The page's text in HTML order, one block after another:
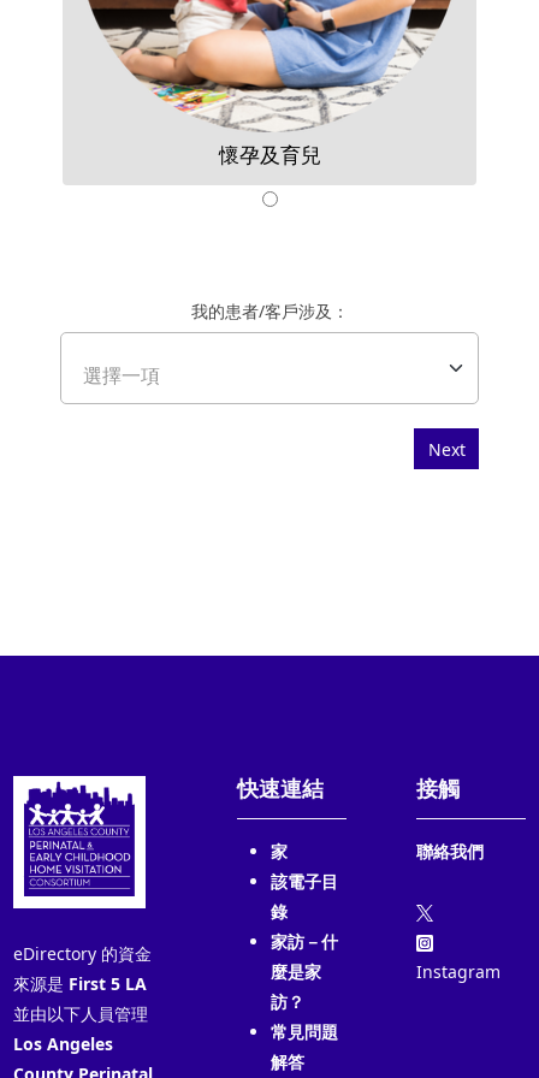
懷孕及育兒
我的患者/客戶涉及：
eDirectory 的資金
來源是 First 5 LA
並由以下人員管理
Los Angeles
快速連結
家
該電子目
錄
家訪－什
麼是家
訪？
常見問題
解答
接觸
聯絡我們
Instagram